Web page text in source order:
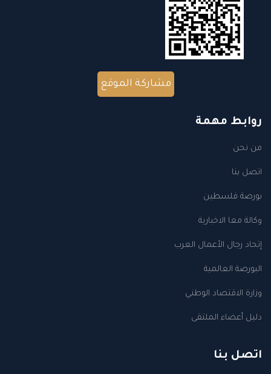
مشاركة الموقع
روابط مهمة
من نحن
اتصل بنا
بورصة فلسطين
وكالة معا الاخبارية
إتحاد رجال الأعمال العرب
البورصة العالمية
وزارة الاقتصاد الوطني
دليل أعضاء الملتقى
اتصل بنا